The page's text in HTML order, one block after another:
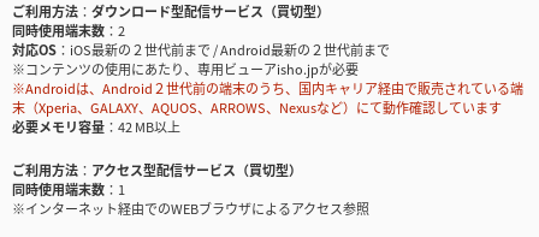
ご利用方法
ダウンロード型配信サービス（買切型）
同時使用端末数
2
対応OS
iOS最新の２世代前まで / Android最新の２世代前まで
※コンテンツの使用にあたり、専用ビューアisho.jpが必要
※Androidは、Android２世代前の端末のうち、国内キャリア経由で販売されている端
末（Xperia、GALAXY、AQUOS、ARROWS、Nexusなど）にて動作確認しています
必要メモリ容量
42 MB以上
ご利用方法
アクセス型配信サービス（買切型）
同時使用端末数
1
※インターネット経由でのWEBブラウザによるアクセス参照